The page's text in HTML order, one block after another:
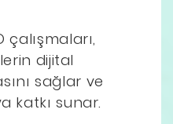
çalışmaları,
dijital
sağlar ve
katkı sunar.